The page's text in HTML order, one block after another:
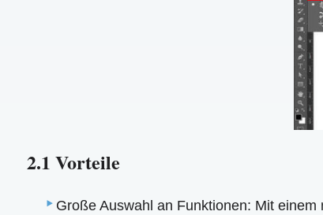
2.1 Vorteile
Große Auswahl an Funktionen: Mit